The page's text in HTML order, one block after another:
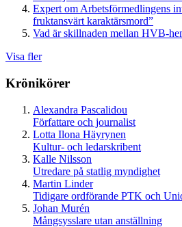
Expert om Arbetsförmedlingens
fruktansvärt karaktärsmord”
Vad är skillnaden mellan HVB-
Visa fler
Krönikörer
Alexandra Pascalidou
Författare och journalist
Lotta Ilona Häyrynen
Kultur- och ledarskribent
Kalle Nilsson
Utredare på statlig myndighet
Martin Linder
Tidigare ordförande PTK och
Johan Murén
Mångsysslare utan anställning